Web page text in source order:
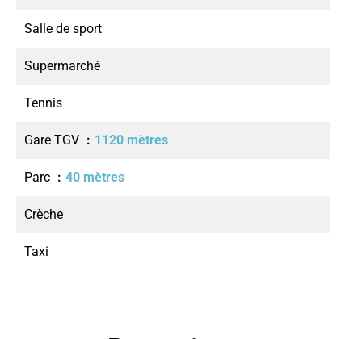
Salle de sport
Supermarché
Tennis
Gare TGV 1120 mètres
Parc 40 mètres
Crèche
Taxi